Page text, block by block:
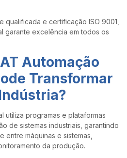
qualificada e certificação ISO 9001,
garante excelência em todos os
Automação
Transformar
utiliza programas e plataformas
de sistemas industriais, garantindo
entre máquinas e sistemas,
da produção.